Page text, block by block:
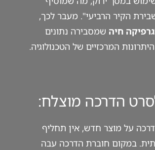
הקיר הרביעי". מעבר לכך,
חיה שמסבירה נתונים
המרכזיים של הטכנולוגיה.
הדרכה מוצלח:
על מוצר חדש, אין תחליף
במקום חוברת הדרכה עבה